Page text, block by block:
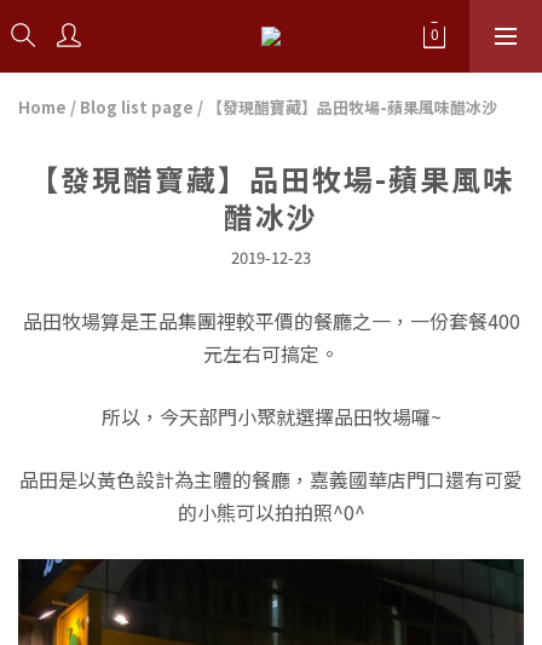
Home / Blog list page / 【發現醋寶藏】品田牧場-蘋果風味醋冰沙
【發現醋寶藏】品田牧場-蘋果風味
醋冰沙
2019-12-23
品田牧場算是王品集團裡較平價的餐廳之一，一份套餐400
元左右可搞定。
所以，今天部門小聚就選擇品田牧場囉~
品田是以黃色設計為主體的餐廳，嘉義國華店門口還有可愛
的小熊可以拍拍照^0^